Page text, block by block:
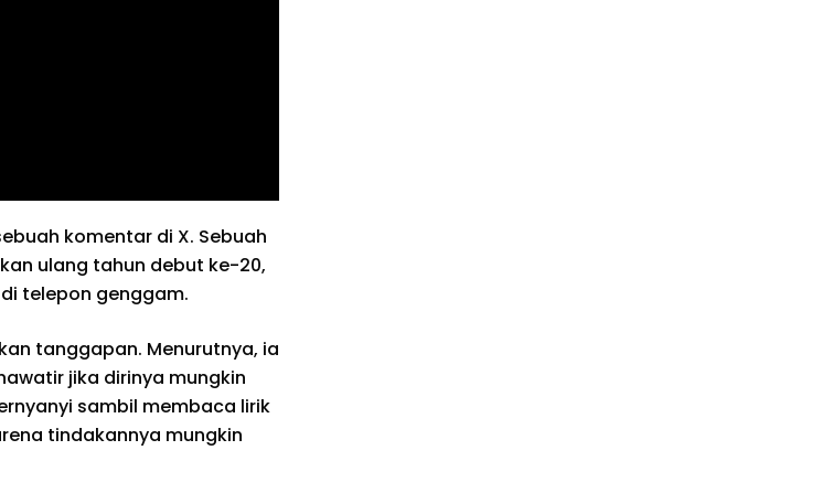
komentar di X. Sebuah
ulang tahun debut ke-20,
telepon genggam.
tanggapan. Menurutnya, ia
jika dirinya mungkin
sambil membaca lirik
tindakannya mungkin